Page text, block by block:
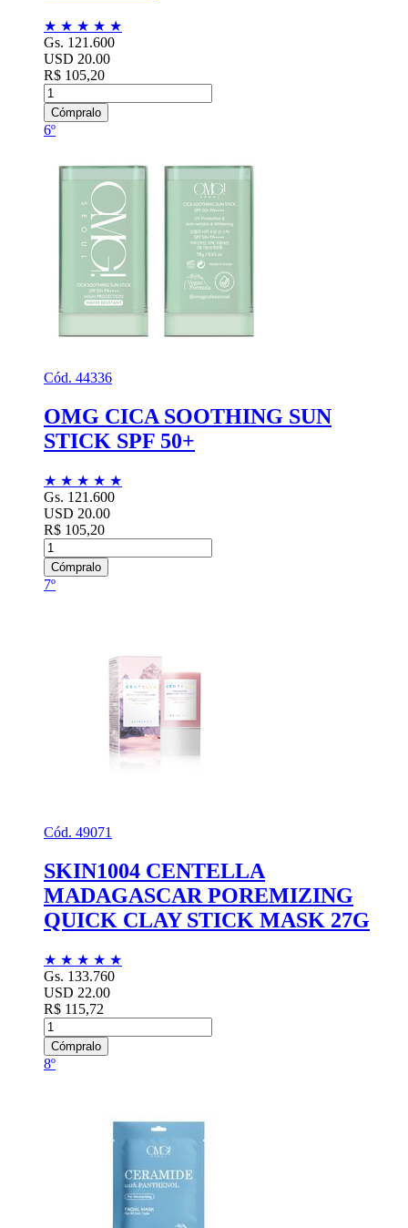
★ ★ ★ ★ ★
Gs. 121.600
USD 20.00
R$ 105,20
Cómpralo
6º
Cód. 44336
OMG CICA SOOTHING SUN
STICK SPF 50+
★ ★ ★ ★ ★
Gs. 121.600
USD 20.00
R$ 105,20
Cómpralo
7º
Cód. 49071
SKIN1004 CENTELLA
MADAGASCAR POREMIZING
QUICK CLAY STICK MASK 27G
★ ★ ★ ★ ★
Gs. 133.760
USD 22.00
R$ 115,72
Cómpralo
8º